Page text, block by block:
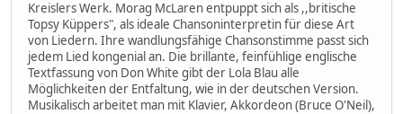
Kreislers Werk. Morag McLaren entpuppt sich als ,,britische
Topsy Küppers", als ideale Chansoninterpretin für diese Art
von Liedern. Ihre wandlungsfähige Chansonstimme passt sich
jedem Lied kongenial an. Die brillante, feinfühlige englische
Textfassung von Don White gibt der Lola Blau alle
Möglichkeiten der Entfaltung, wie in der deutschen Version.
Musikalisch arbeitet man mit Klavier, Akkordeon (Bruce O'Neil),